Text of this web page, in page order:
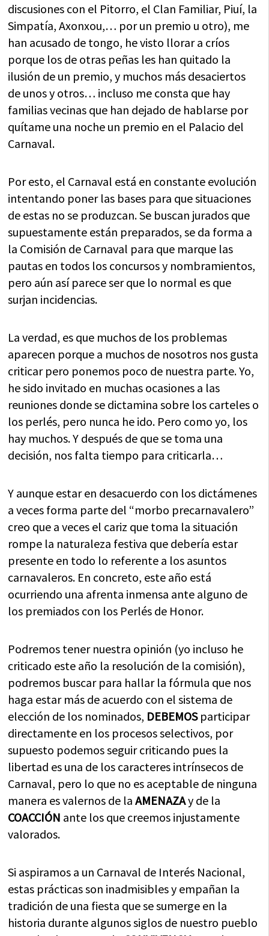
discusiones con el Pitorro, el Clan Familiar, Piuí, la
Simpatía, Axonxou,… por un premio u otro), me
han acusado de tongo, he visto llorar a críos
porque los de otras peñas les han quitado la
ilusión de un premio, y muchos más desaciertos
de unos y otros… incluso me consta que hay
familias vecinas que han dejado de hablarse por
quítame una noche un premio en el Palacio del
Carnaval.
Por esto, el Carnaval está en constante evolución
intentando poner las bases para que situaciones
de estas no se produzcan. Se buscan jurados que
supuestamente están preparados, se da forma a
la Comisión de Carnaval para que marque las
pautas en todos los concursos y nombramientos,
pero aún así parece ser que lo normal es que
surjan incidencias.
La verdad, es que muchos de los problemas
aparecen porque a muchos de nosotros nos gusta
criticar pero ponemos poco de nuestra parte. Yo,
he sido invitado en muchas ocasiones a las
reuniones donde se dictamina sobre los carteles o
los perlés, pero nunca he ido. Pero como yo, los
hay muchos. Y después de que se toma una
decisión, nos falta tiempo para criticarla…
Y aunque estar en desacuerdo con los dictámenes
a veces forma parte del “morbo precarnavalero”
creo que a veces el cariz que toma la situación
rompe la naturaleza festiva que debería estar
presente en todo lo referente a los asuntos
carnavaleros. En concreto, este año está
ocurriendo una afrenta inmensa ante alguno de
los premiados con los Perlés de Honor.
Podremos tener nuestra opinión (yo incluso he
criticado este año la resolución de la comisión),
podremos buscar para hallar la fórmula que nos
haga estar más de acuerdo con el sistema de
elección de los nominados, DEBEMOSparticipar
directamente en los procesos selectivos, por
supuesto podemos seguir criticando pues la
libertad es una de los caracteres intrínsecos de
Carnaval, pero lo que no es aceptable de ninguna
manera es valernos de laAMENAZAy de la
COACCIÓN ante los que creemos injustamente
valorados.
Si aspiramos a un Carnaval de Interés Nacional,
estas prácticas son inadmisibles y empañan la
tradición de una fiesta que se sumerge en la
historia durante algunos siglos de nuestro pueblo